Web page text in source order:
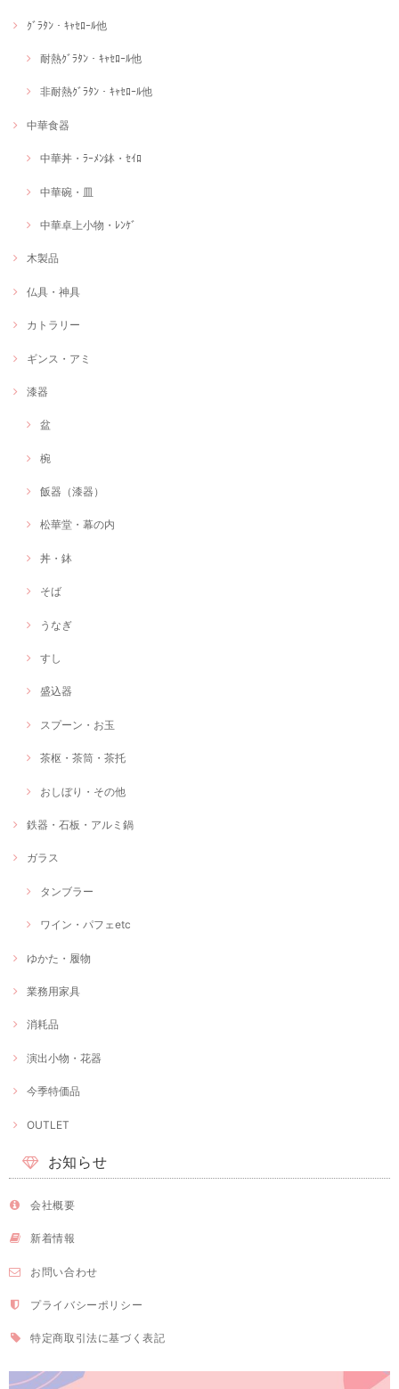
ｸﾞﾗﾀﾝ・ｷｬｾﾛｰﾙ他
耐熱ｸﾞﾗﾀﾝ・ｷｬｾﾛｰﾙ他
非耐熱ｸﾞﾗﾀﾝ・ｷｬｾﾛｰﾙ他
中華食器
中華丼・ﾗｰﾒﾝ鉢・ｾｲﾛ
中華碗・皿
中華卓上小物・ﾚﾝｹﾞ
木製品
仏具・神具
カトラリー
ギンス・アミ
漆器
盆
椀
飯器（漆器）
松華堂・幕の内
丼・鉢
そば
うなぎ
すし
盛込器
スプーン・お玉
茶枢・茶筒・茶托
おしぼり・その他
鉄器・石板・アルミ鍋
ガラス
タンブラー
ワイン・パフェetc
ゆかた・履物
業務用家具
消耗品
演出小物・花器
今季特価品
OUTLET
お知らせ
会社概要
新着情報
お問い合わせ
プライバシーポリシー
特定商取引法に基づく表記